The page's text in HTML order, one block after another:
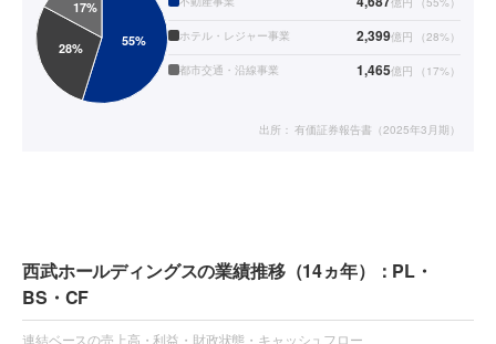
ホテル・レジャー事業 2,399億円 （28%）
都市交通・沿線事業 1,465億円 （ 17%）
出所： 有価証券報告書（2025年3月期）
西武ホールディングスの業績推移（14ヵ年）：PL・
BS・CF
連結ベースの売上高・利益・財政状態・キャッシュフロー